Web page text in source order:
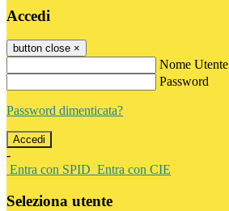
Accedi
button close ×
Nome Utente
Password
Password dimenticata?
-
Entra con SPID Entra con CIE
Seleziona utente